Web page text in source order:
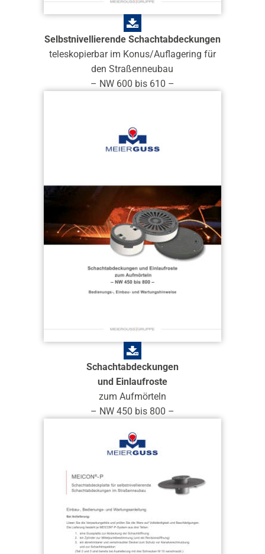
Selbstnivellierende Schachtabdeckungen
teleskopierbar im Konus/Auflagering für
den Straßenneubau
– NW 600 bis 610 –
Schachtabdeckungen
und Einlaufroste
zum Aufmörteln
– NW 450 bis 800 –